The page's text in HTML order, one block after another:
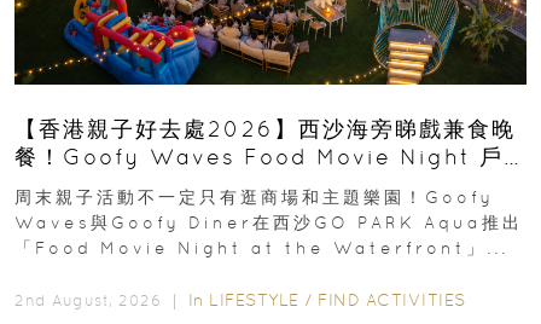
【香港親子好去處2026】西沙海旁睇戲兼食晚
餐！Goofy Waves Food Movie Night 戶
外影院逢週末登場
周末親子活動不一定只有逛商場和主題樂園！Goofy
Waves與Goofy Diner在西沙GO PARK Aqua推出
「Food Movie Night at the Waterfront」...
2nd August, 2026 ｜ In LIFESTYLE / FIND ACTIVITIES